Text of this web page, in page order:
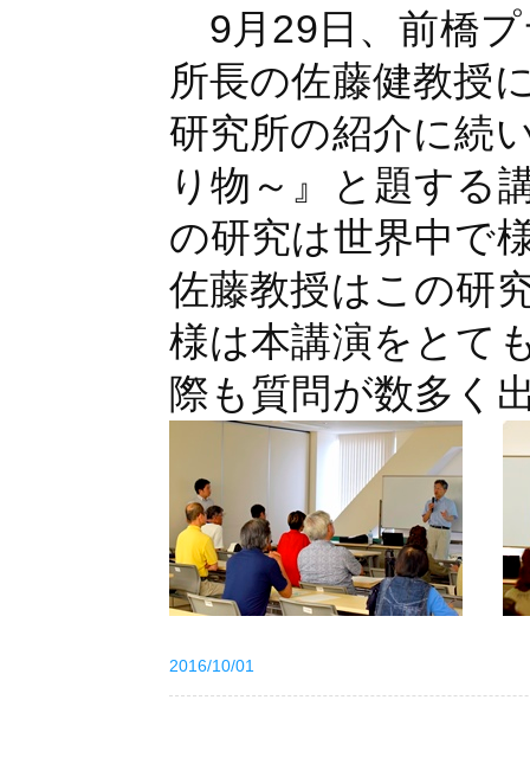
9月29日、前橋プ
所長の佐藤健教授
研究所の紹介に続
り物～』と題する
の研究は世界中で
佐藤教授はこの研
様は本講演をとて
際も質問が数多く
2016/10/01